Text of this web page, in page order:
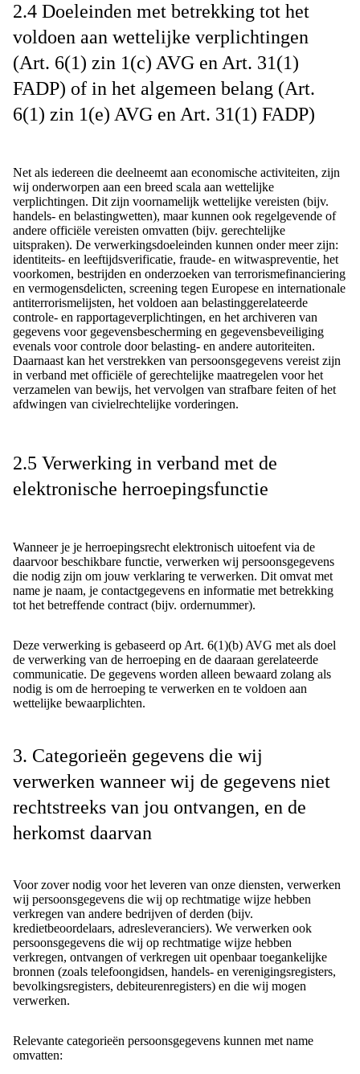
2.4 Doeleinden met betrekking tot het
voldoen aan wettelijke verplichtingen
(Art. 6(1) zin 1(c) AVG en Art. 31(1)
FADP) of in het algemeen belang (Art.
6(1) zin 1(e) AVG en Art. 31(1) FADP)
Net als iedereen die deelneemt aan economische activiteiten, zijn
wij onderworpen aan een breed scala aan wettelijke
verplichtingen. Dit zijn voornamelijk wettelijke vereisten (bijv.
handels- en belastingwetten), maar kunnen ook regelgevende of
andere officiële vereisten omvatten (bijv. gerechtelijke
uitspraken). De verwerkingsdoeleinden kunnen onder meer zijn:
identiteits- en leeftijdsverificatie, fraude- en witwaspreventie, het
voorkomen, bestrijden en onderzoeken van terrorismefinanciering
en vermogensdelicten, screening tegen Europese en internationale
antiterrorismelijsten, het voldoen aan belastinggerelateerde
controle- en rapportageverplichtingen, en het archiveren van
gegevens voor gegevensbescherming en gegevensbeveiliging
evenals voor controle door belasting- en andere autoriteiten.
Daarnaast kan het verstrekken van persoonsgegevens vereist zijn
in verband met officiële of gerechtelijke maatregelen voor het
verzamelen van bewijs, het vervolgen van strafbare feiten of het
afdwingen van civielrechtelijke vorderingen.
2.5 Verwerking in verband met de
elektronische herroepingsfunctie
Wanneer je je herroepingsrecht elektronisch uitoefent via de
daarvoor beschikbare functie, verwerken wij persoonsgegevens
die nodig zijn om jouw verklaring te verwerken. Dit omvat met
name je naam, je contactgegevens en informatie met betrekking
tot het betreffende contract (bijv. ordernummer).
Deze verwerking is gebaseerd op Art. 6(1)(b) AVG met als doel
de verwerking van de herroeping en de daaraan gerelateerde
communicatie. De gegevens worden alleen bewaard zolang als
nodig is om de herroeping te verwerken en te voldoen aan
wettelijke bewaarplichten.
3. Categorieën gegevens die wij
verwerken wanneer wij de gegevens niet
rechtstreeks van jou ontvangen, en de
herkomst daarvan
Voor zover nodig voor het leveren van onze diensten, verwerken
wij persoonsgegevens die wij op rechtmatige wijze hebben
verkregen van andere bedrijven of derden (bijv.
kredietbeoordelaars, adresleveranciers). We verwerken ook
persoonsgegevens die wij op rechtmatige wijze hebben
verkregen, ontvangen of verkregen uit openbaar toegankelijke
bronnen (zoals telefoongidsen, handels- en verenigingsregisters,
bevolkingsregisters, debiteurenregisters) en die wij mogen
verwerken.
Relevante categorieën persoonsgegevens kunnen met name
omvatten: